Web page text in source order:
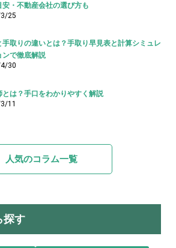
安・不動産会社の選び方も
25
手取りの違いとは？手取り早見表と計算シミュレ
ンで徹底解説
30
とは？手口をわかりやすく解説
11
人気のコラム一覧
探す